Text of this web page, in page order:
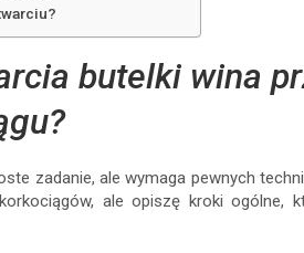
butelki wina
zadanie, ale wymaga pewnych
ale opiszę kroki ogólne,